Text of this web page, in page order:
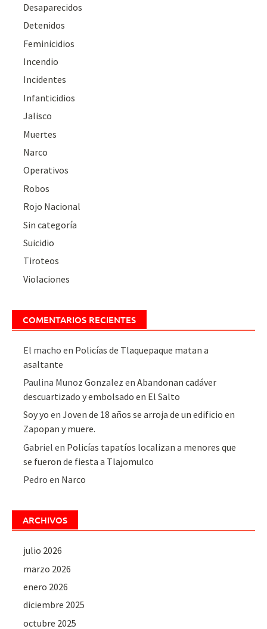
Desaparecidos
Detenidos
Feminicidios
Incendio
Incidentes
Infanticidios
Jalisco
Muertes
Narco
Operativos
Robos
Rojo Nacional
Sin categoría
Suicidio
Tiroteos
Violaciones
COMENTARIOS RECIENTES
El macho en Policías de Tlaquepaque matan a
asaltante
Paulina Munoz Gonzalez enAbandonan cadáver
descuartizado y embolsado en El Salto
Soy yo enJoven de 18 años se arroja de un edificio en
Zapopan y muere.
Gabriel en Policías tapatíos localizan a menores que
se fueron de fiesta a Tlajomulco
Pedro en Narco
ARCHIVOS
julio 2026
marzo 2026
enero 2026
diciembre 2025
octubre 2025